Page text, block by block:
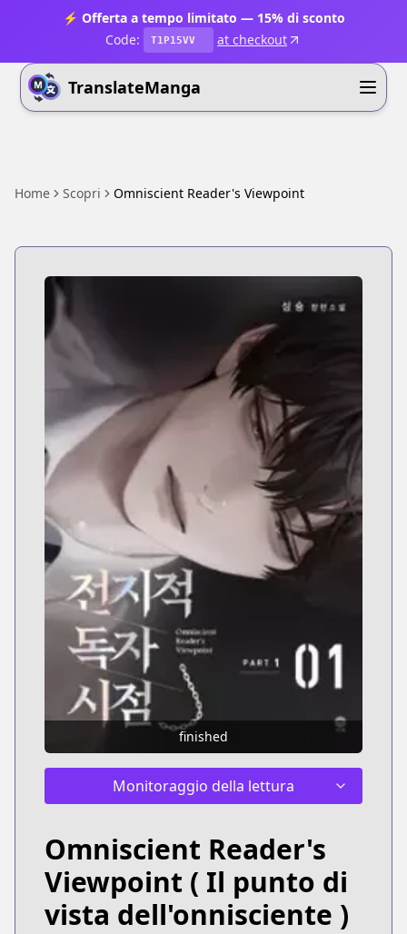
⚡ Offerta a tempo limitato — 15% di sconto
Code:
T1P15VV at checkout
TranslateManga
Home Scopri Omniscient Reader's Viewpoint
finished
Monitoraggio della lettura
Omniscient Reader's
Viewpoint ( Il punto di
vista dell'onnisciente )